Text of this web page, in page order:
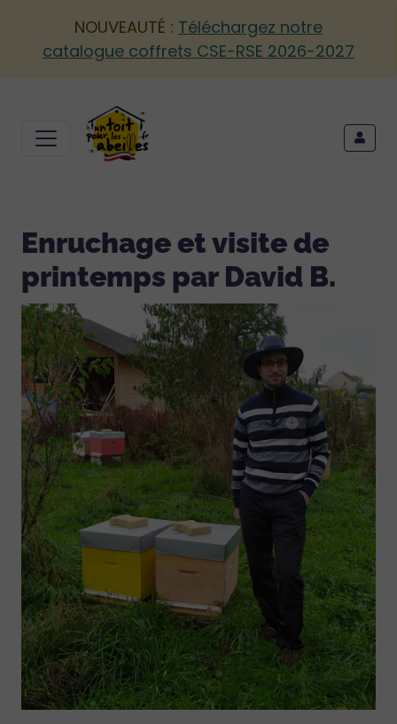
NOUVEAUTÉ : Téléchargez notre
catalogue coffrets CSE-RSE 2026-2027
Enruchage et visite de
printemps par David B.